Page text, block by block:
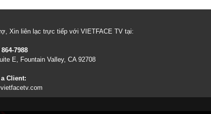
Xin liên lạc trực tiếp với VIETFACE TV tại:
7988
E, Fountain Valley, CA 92708
Client: